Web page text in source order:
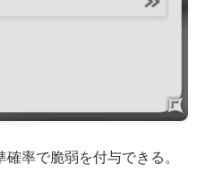
率で脆弱を付与できる。